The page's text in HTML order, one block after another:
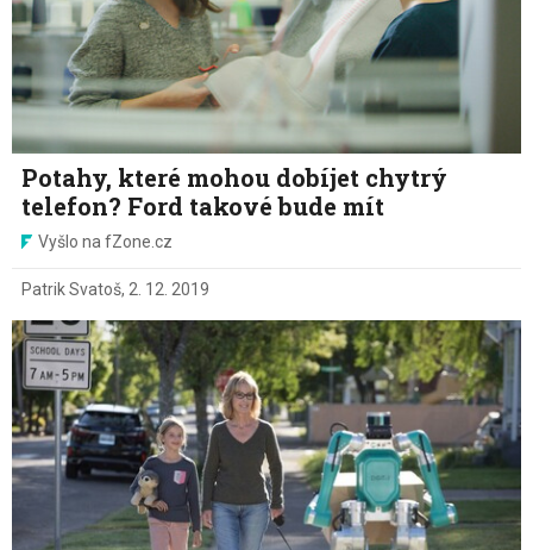
Potahy, které mohou dobíjet chytrý
telefon? Ford takové bude mít
Vyšlo na fZone.cz
Patrik Svatoš, 2. 12. 2019